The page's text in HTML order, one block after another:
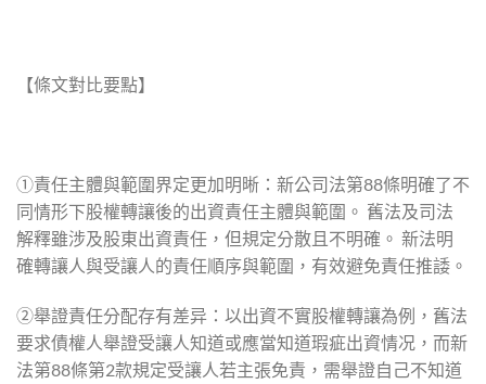
【條文對比要點】
①責任主體與範圍界定更加明晰：新公司法第88條明確了不
同情形下股權轉讓後的出資責任主體與範圍。 舊法及司法
解釋雖涉及股東出資責任，但規定分散且不明確。 新法明
確轉讓人與受讓人的責任順序與範圍，有效避免責任推諉。
②舉證責任分配存有差异：以出資不實股權轉讓為例，舊法
要求債權人舉證受讓人知道或應當知道瑕疵出資情况，而新
法第88條第2款規定受讓人若主張免責，需舉證自己不知道